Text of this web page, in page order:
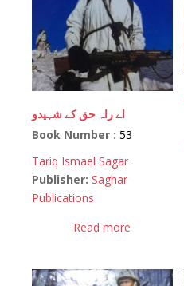
اے راہ حق کے شہیدو
Book Number : 53
Tariq Ismael Sagar
Publisher: Saghar
Publications
Read more